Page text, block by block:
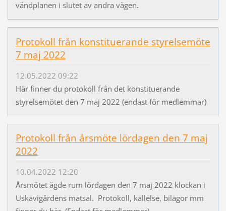
vändplanen i slutet av andra vägen.
Protokoll från konstituerande styrelsemöte
7 maj 2022
12.05.2022 09:22
Här finner du protokoll från det konstituerande
styrelsemötet den 7 maj 2022 (endast för medlemmar)
Protokoll från årsmöte lördagen den 7 maj
2022
10.04.2022 12:20
Årsmötet ägde rum lördagen den 7 maj 2022 klockan i
Uskavigårdens matsal. Protokoll, kallelse, bilagor mm